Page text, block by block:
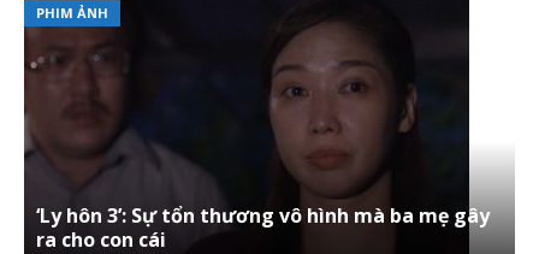
PHIM ẢNH
‘Ly hôn 3’: Sự tổn thương vô hình mà ba mẹ gây
ra cho con cái